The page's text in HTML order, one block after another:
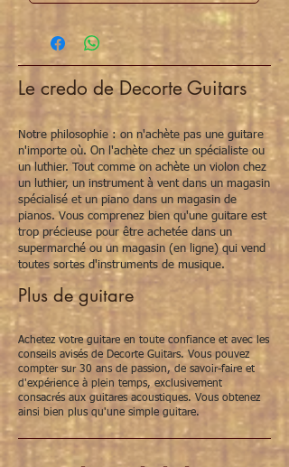
Le credo de Decorte Guitars
Notre philosophie : on n'achète pas une guitare
n'importe où. On l'achète chez un spécialiste ou
un luthier. Tout comme on achète un violon chez
un luthier, un instrument à vent dans un magasin
spécialisé et un piano dans un magasin de
pianos. Vous comprenez bien qu'une guitare est
trop précieuse pour être achetée dans un
supermarché ou un magasin (en ligne) qui vend
toutes sortes d'instruments de musique.
Plus de guitare
Achetez votre guitare en toute confiance et avec les
conseils avisés de Decorte Guitars. Vous pouvez
compter sur 30 ans de passion, de savoir-faire et
d'expérience à plein temps, exclusivement
consacrés aux guitares acoustiques. Vous obtenez
ainsi bien plus qu'une simple guitare.